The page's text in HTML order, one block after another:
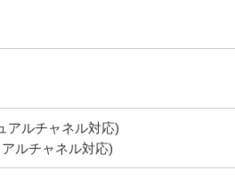
アルチャネル対応)
ルチャネル対応)